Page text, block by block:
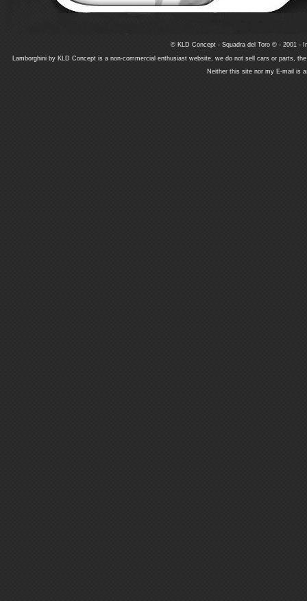
© KLD Concept - Squadra del Toro © - 2001 -
Lamborghini by KLD Concept is a non-commercial enthusiast website, we do not sell cars or parts,
Neither this site nor my E-mail is